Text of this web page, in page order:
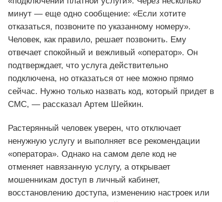
минут — еще одно сообщение: «Если хотите
отказаться, позвоните по указанному номеру».
Человек, как правило, решает позвонить. Ему
отвечает спокойный и вежливый «оператор». Он
подтверждает, что услуга действительно
подключена, но отказаться от нее можно прямо
сейчас. Нужно только назвать код, который придет в
СМС, — рассказал Артем Шейкин.
Растерянный человек уверен, что отключает
ненужную услугу и выполняет все рекомендации
«оператора». Однако на самом деле код не
отменяет навязанную услугу, а открывает
мошенникам доступ в личный кабинет,
восстановлению доступа, изменению настроек или